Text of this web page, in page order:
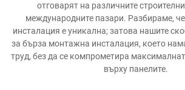
отговарят на различните
международните пазари. Разбираме,
инсталация е уникална; затова нашите
за бърза монтажна инсталация, което
труд, без да се компрометира
върху панелите.